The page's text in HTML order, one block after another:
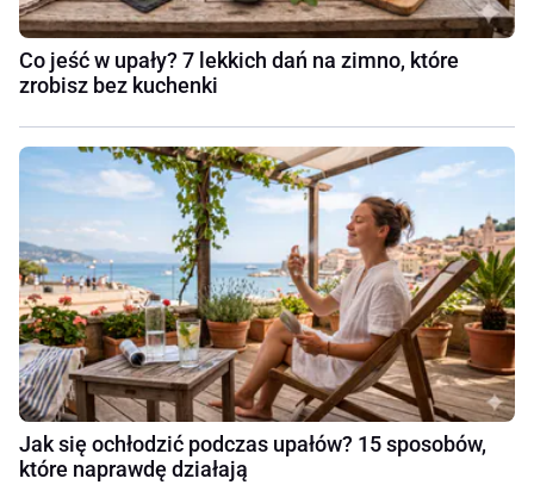
Co jeść w upały? 7 lekkich dań na zimno, które
zrobisz bez kuchenki
Jak się ochłodzić podczas upałów? 15 sposobów,
które naprawdę działają